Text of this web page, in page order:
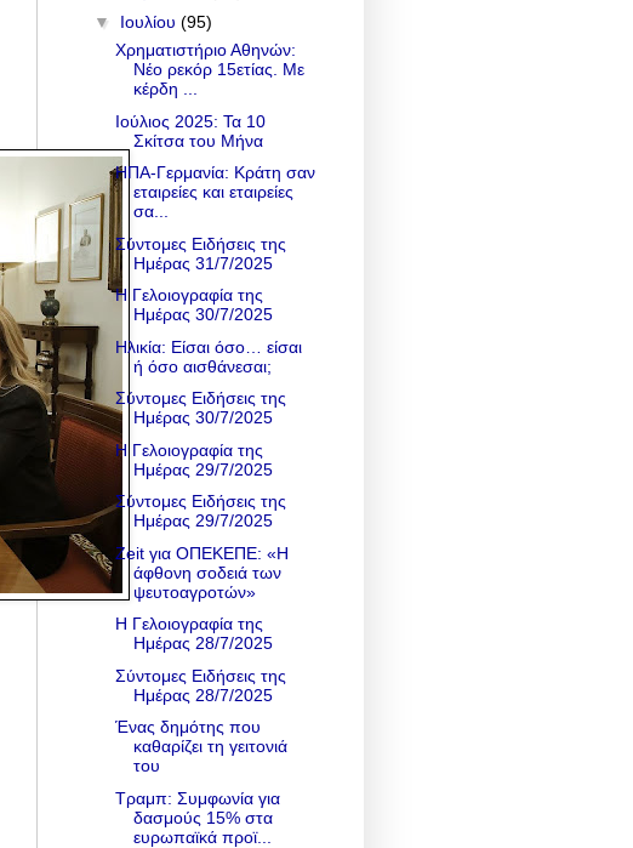
▼ Ιουλίου (95)
Χρηματιστήριο Αθηνών:
Νέο ρεκόρ 15ετίας. Με
κέρδη ...
Ιούλιος 2025: Τα 10
Σκίτσα του Μήνα
ΗΠΑ-Γερμανία: Κράτη σαν
εταιρείες και εταιρείες
σα...
Σύντομες Ειδήσεις της
Ημέρας 31/7/2025
Η Γελοιογραφία της
Ημέρας 30/7/2025
Ηλικία: Είσαι όσο… είσαι
ή όσο αισθάνεσαι;
Σύντομες Ειδήσεις της
Ημέρας 30/7/2025
Η Γελοιογραφία της
Ημέρας 29/7/2025
Σύντομες Ειδήσεις της
Ημέρας 29/7/2025
Zeit για ΟΠΕΚΕΠΕ: «Η
άφθονη σοδειά των
ψευτοαγροτών»
Η Γελοιογραφία της
Ημέρας 28/7/2025
Σύντομες Ειδήσεις της
Ημέρας 28/7/2025
Ένας δημότης που
καθαρίζει τη γειτονιά
του
Τραμπ: Συμφωνία για
δασμούς 15% στα
ευρωπαϊκά προϊ...